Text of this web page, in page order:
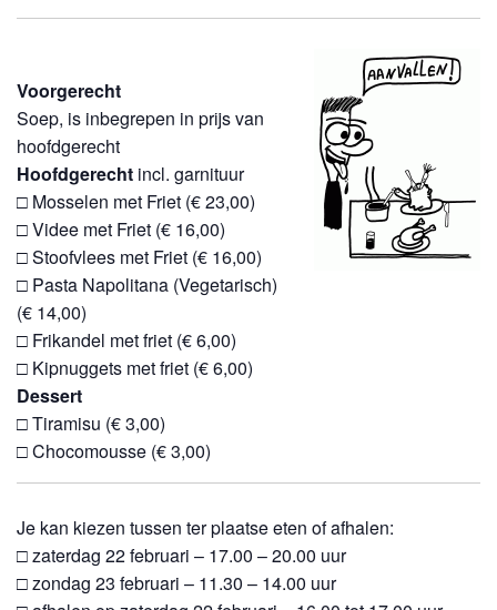
Voorgerecht
Soep, is inbegrepen in prijs van
hoofdgerecht
Hoofdgerecht incl. garnituur
□ Mosselen met Friet (€ 23,00)
□ Videe met Friet (€ 16,00)
□ Stoofvlees met Friet (€ 16,00)
□ Pasta Napolitana (Vegetarisch)
(€ 14,00)
□ Frikandel met friet (€ 6,00)
□ Kipnuggets met friet (€ 6,00)
Dessert
□ Tiramisu (€ 3,00)
□ Chocomousse (€ 3,00)
Je kan kiezen tussen ter plaatse eten of afhalen:
□ zaterdag 22 februari – 17.00 – 20.00 uur
□ zondag 23 februari – 11.30 – 14.00 uur